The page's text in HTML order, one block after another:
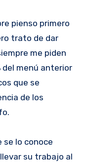
pienso primero
trato de dar
me piden
del menú anterior
que se
de los
se lo conoce
su trabajo al